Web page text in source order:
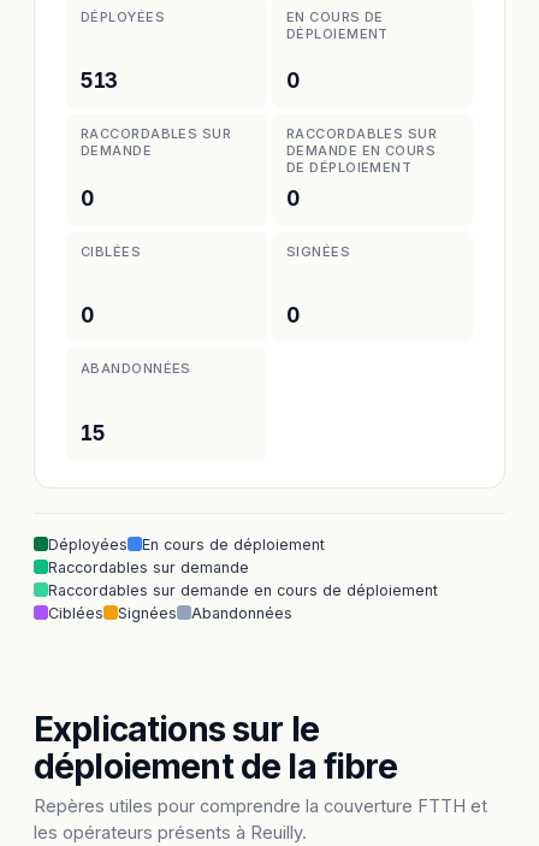
DÉPLOYÉES
513
EN COURS DE
DÉPLOIEMENT
0
RACCORDABLES SUR
DEMANDE
0
RACCORDABLES SUR
DEMANDE EN COURS
DE DÉPLOIEMENT
0
CIBLÉES
0
SIGNÉES
0
ABANDONNÉES
15
Déployées
En cours de déploiement
Raccordables sur demande
Raccordables sur demande en cours de déploiement
Ciblées
Signées Abandonnées
Explications sur le
déploiement de la fibre
Repères utiles pour comprendre la couverture FTTH et
les opérateurs présents à Reuilly.